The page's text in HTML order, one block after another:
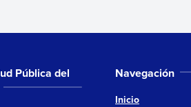
Pública del
Navegación
Inicio